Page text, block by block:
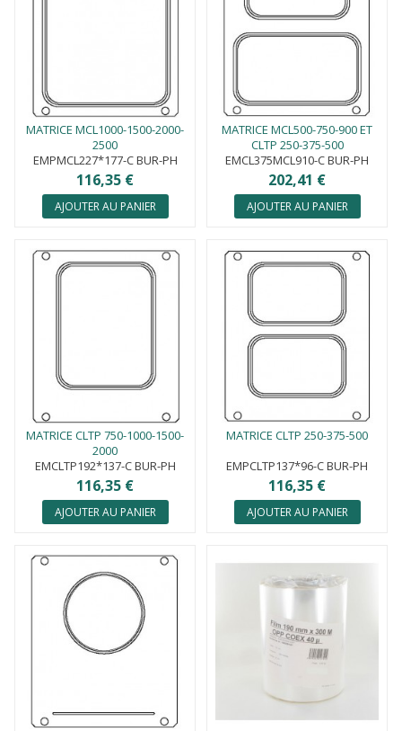
MATRICE MCL1000-1500-2000-
2500
EMPMCL227*177-C BUR-PH
116,35 €
AJOUTER AU PANIER
MATRICE MCL500-750-900 ET
CLTP 250-375-500
EMCL375MCL910-C BUR-PH
202,41 €
AJOUTER AU PANIER
MATRICE CLTP 750-1000-1500-
2000
EMCLTP192*137-C BUR-PH
116,35 €
AJOUTER AU PANIER
MATRICE CLTP 250-375-500
EMPCLTP137*96-C BUR-PH
116,35 €
AJOUTER AU PANIER